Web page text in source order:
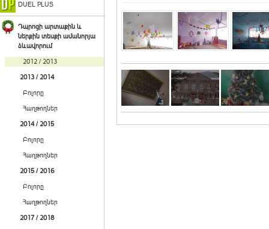
DUEL PLUS
Դպրոցի արտաքին և
ներքին տեսքի ամանորյա
ձևավորում
2012 / 2013
2013 / 2014
Բոլորը
Հաղթողներ
2014 / 2015
Բոլորը
Հաղթողներ
2015 / 2016
Բոլորը
Հաղթողներ
2017 / 2018